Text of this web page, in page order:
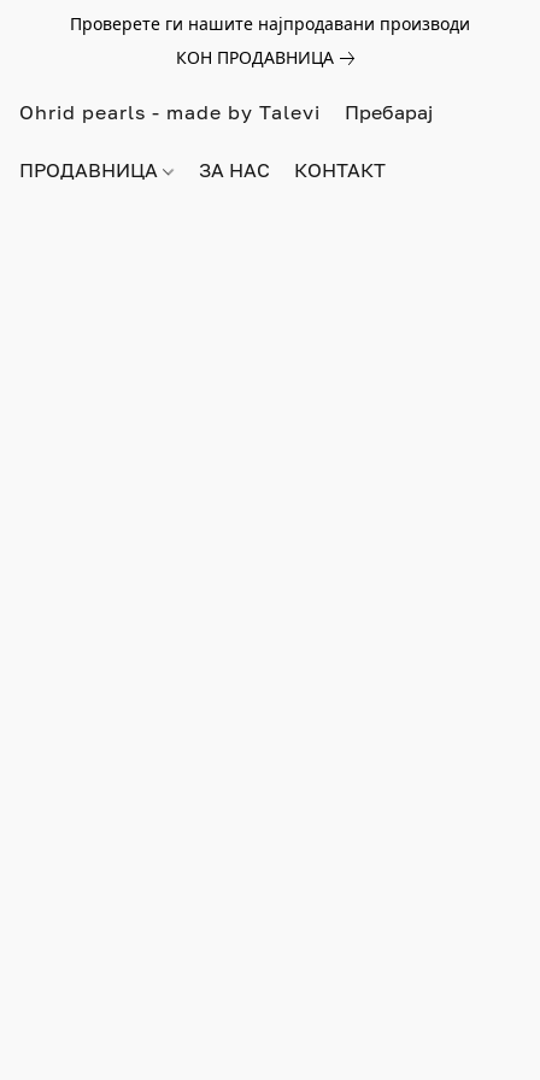
Проверете ги нашите најпродавани производи
КОН ПРОДАВНИЦА
Ohrid pearls - made by Talevi
ПРОДАВНИЦА ЗА НАС КОНТАКТ